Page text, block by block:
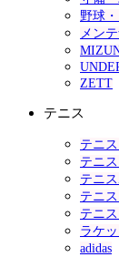
野球
メン
ZETT
テニス
テニ
テニ
テニ
テニ
テニ
ラケ
adidas